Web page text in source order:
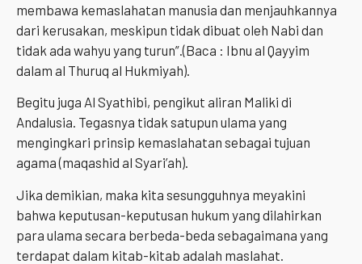
membawa kemaslahatan manusia dan menjauhkannya
dari kerusakan, meskipun tidak dibuat oleh Nabi dan
tidak ada wahyu yang turun”.(Baca : Ibnu al Qayyim
dalam al Thuruq al Hukmiyah).
Begitu juga Al Syathibi, pengikut aliran Maliki di
Andalusia. Tegasnya tidak satupun ulama yang
mengingkari prinsip kemaslahatan sebagai tujuan
agama (maqashid al Syari’ah).
Jika demikian, maka kita sesungguhnya meyakini
bahwa keputusan-keputusan hukum yang dilahirkan
para ulama secara berbeda-beda sebagaimana yang
terdapat dalam kitab-kitab adalah maslahat.